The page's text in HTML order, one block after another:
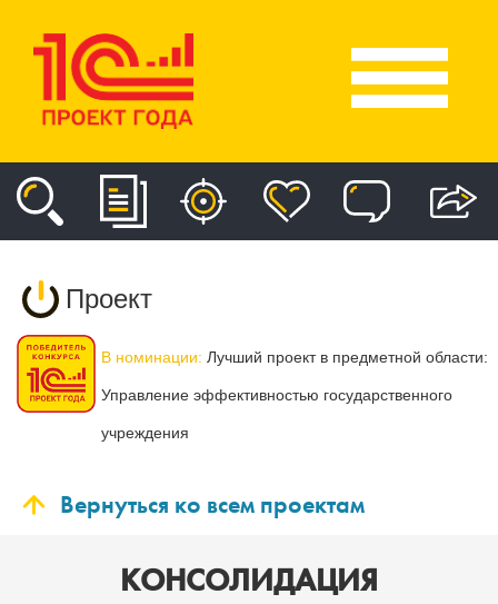
Проект
В номинации: Лучший проект в предметной области:
Управление эффективностью государственного
учреждения
Вернуться ко всем проектам
КОНСОЛИДАЦИЯ